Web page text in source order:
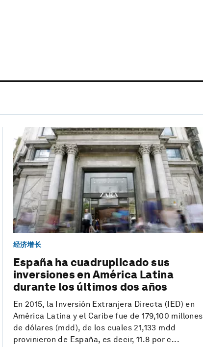
经济增长
España ha cuadruplicado sus
inversiones en América Latina
durante los últimos dos años
En 2015, la Inversión Extranjera Directa (IED) en
América Latina y el Caribe fue de 179,100 millones
de dólares (mdd), de los cuales 21,133 mdd
provinieron de España, es decir, 11.8 por c...